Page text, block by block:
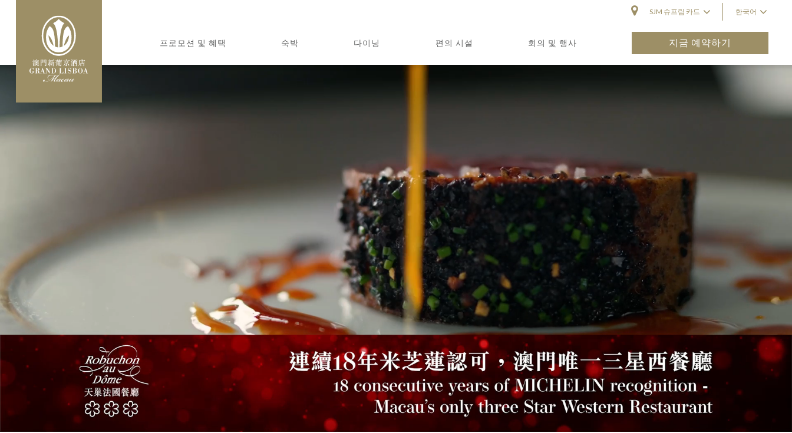
츠
뛰
SJM 슈프림 카드 한국어
NAVIGATION
프로모션 및 혜택 숙박 다이닝 편의 시설 회의 및 행사 지금 예약하기